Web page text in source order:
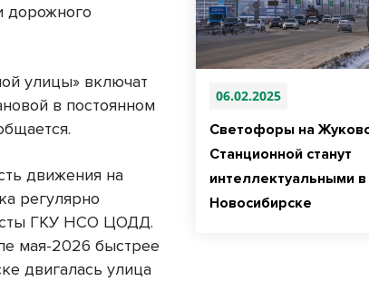
06.02.2025
Светофоры на
Станционной станут
интеллектуальными в
Новосибирске
дорожного
улицы» включат
в постоянном
движения на
регулярно
ГКУ НСО ЦОДД.
мая-2026 быстрее
двигалась улица